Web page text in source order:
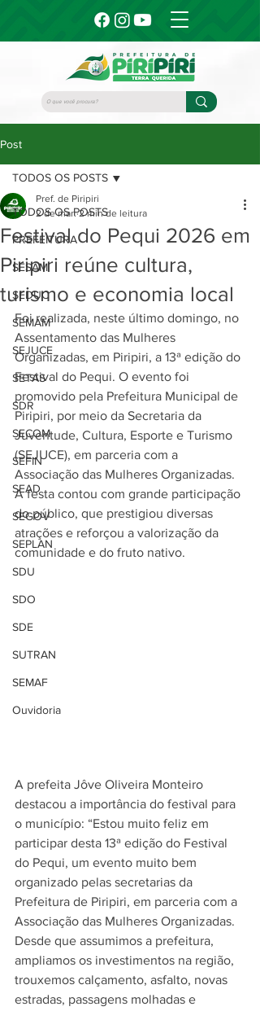
Post
TODOS OS POSTS
PREFEITURA
SESAM
SEDUC
SEMAM
SEJUCE
SETAS
SDR
SECOM
SEFIN
SEAD
SEGOV
SEPLAN
SDU
SDO
SDE
SUTRAN
SEMAF
Ouvidoria
TODOS OS POSTS
Festival do Pequi 2026 em
Piripiri reúne cultura,
turismo e economia local
Pref. de Piripiri
2 de mar. 2 min de leitura
Foi realizada, neste último domingo, no
Assentamento das Mulheres
Organizadas, em Piripiri, a 13ª edição do
Festival do Pequi. O evento foi
promovido pela Prefeitura Municipal de
Piripiri, por meio da Secretaria da
Juventude, Cultura, Esporte e Turismo
(SEJUCE), em parceria com a
Associação das Mulheres Organizadas.
A festa contou com grande participação
do público, que prestigiou diversas
atrações e reforçou a valorização da
comunidade e do fruto nativo.
A prefeita Jôve Oliveira Monteiro
destacou a importância do festival para
o município: “Estou muito feliz em
participar desta 13ª edição do Festival
do Pequi, um evento muito bem
organizado pelas secretarias da
Prefeitura de Piripiri, em parceria com a
Associação das Mulheres Organizadas.
Desde que assumimos a prefeitura,
ampliamos os investimentos na região,
trouxemos calçamento, asfalto, novas
estradas, passagens molhadas e